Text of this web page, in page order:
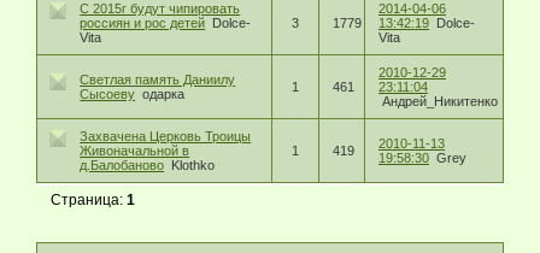
С 2015г будут чипировать
россиян и рос детей Dolce-
Vita
3 1779
2014-04-06
13:42:19 Dolce-
Vita
Светлая память Даниилу
Сысоеву одарка 1 461
2010-12-29
23:11:04
Андрей_Никитенко
Захвачена Церковь Троицы
Живоначальной в
д.Балобаново Klothko
1 419
2010-11-13
19:58:30 Grey
Страница:1